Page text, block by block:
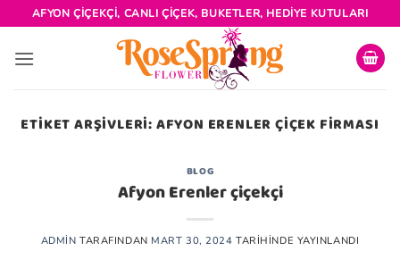
İçeriğe
atla
AFYON ÇIÇEKÇI, CANLI ÇIÇEK, BUKETLER, HEDIYE KUTULARI
ETIKET ARŞIVLERI: AFYON ERENLER ÇIÇEK FIRMASI
BLOG
Afyon Erenler çiçekçi
ADMIN TARAFINDAN MART 30, 2024 TARIHINDE YAYINLANDI